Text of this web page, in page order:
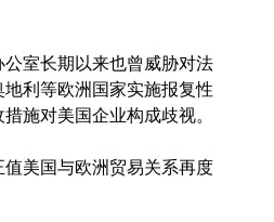
室长期以来也曾威胁对法
利等欧洲国家实施报复性
施对美国企业构成歧视。
美国与欧洲贸易关系再度